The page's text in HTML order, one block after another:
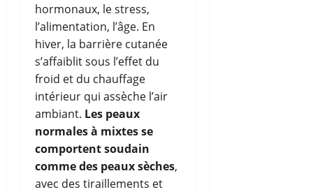
hormonaux, le stress,
l’alimentation, l’âge. En
hiver, la barrière cutanée
s’affaiblit sous l’effet du
froid et du chauffage
intérieur qui assèche l’air
ambiant. Les peaux
normales à mixtes se
comportent soudain
comme des peaux sèches,
avec des tiraillements et